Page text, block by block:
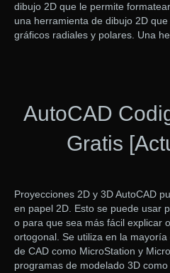
dibujo 2D que le permite
una herramienta de dibujo 2D
gráficos radiales y polares. Una
AutoCAD
Gratis
Proyecciones 2D y 3D AutoCAD
en papel 2D. Esto se puede usar
o para que sea más fácil explicar
ortogonal. Se utiliza en la
de CAD como MicroStation y
programas de modelado 3D